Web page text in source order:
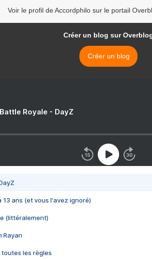
Voir le profil de Accordphilo sur le portail
Créer un blog sur
Créer un blog
Royale - DayZ
13 ans (et vous l'avez ignoré)
(littéralement)
Rayan
toutes les règles